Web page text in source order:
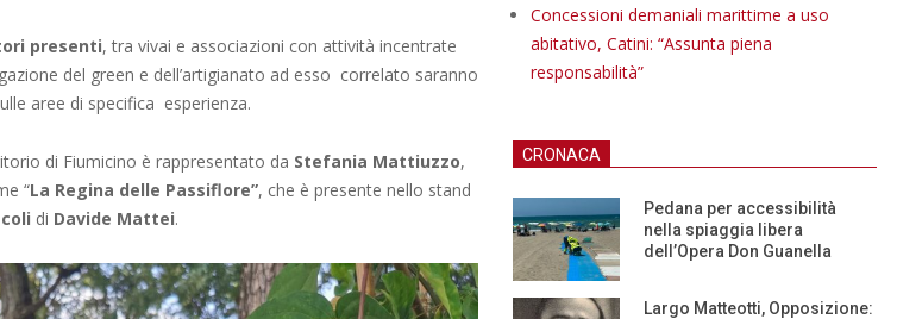
presenti, tra vivai e associazioni con attività incentrate
del green e dell’artigianato ad esso correlato saranno
aree di specifica esperienza.
di Fiumicino è rappresentato da Stefania Mattiuzzo,
“La Regina delle Passiflore”, che è presente nello stand
di Davide Mattei.
Concessioni demaniali marittime a uso
abitativo, Catini: “Assunta piena
responsabilità”
CRONACA
Pedana per accessibilità
nella spiaggia libera
dell’Opera Don Guanella
Largo Matteotti, Opposizione: